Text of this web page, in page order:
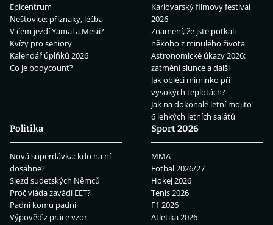
Epicentrum
Neštovice: příznaky, léčba
V čem jezdí Yamal a Mesii?
Kvízy pro seniory
Kalendář úplňků 2026
Co je bodycount?
Karlovarský filmový festival
2026
Znamení, že jste potkali
někoho z minulého života
Astronomické úkazy 2026:
zatmění slunce a další
Jak obléci miminko při
vysokých teplotách?
Jak na dokonalé letní mojito
6 lehkých letních salátů
Politika
Nová superdávka: kdo na ní
dosáhne?
Sjezd sudetských Němců
Proč vláda zavádí EET?
Padni komu padni
Výpověď z práce vzor
Sport 2026
MMA
Fotbal 2026/27
Hokej 2026
Tenis 2026
F1 2026
Atletika 2026